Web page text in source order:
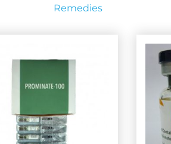
Remedies